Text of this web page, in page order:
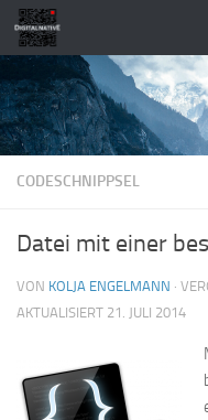
Zum Inhalt springen
CODESCHNIPPSEL
Datei mit einer
VON KOLJA ENGELMANN ·
AKTUALISIERT 21. JULI 2014